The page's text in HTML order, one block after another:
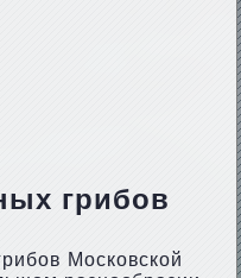
грибов
Московской